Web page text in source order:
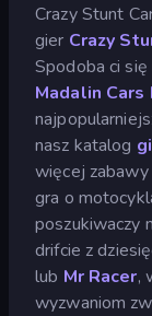
Crazy Stunt
gier Crazy
Spodoba ci
Madalin
nasz katalog
więcej
gra o
poszukiwaczy
drifcie z
lub Mr Racer,
wyzwaniom